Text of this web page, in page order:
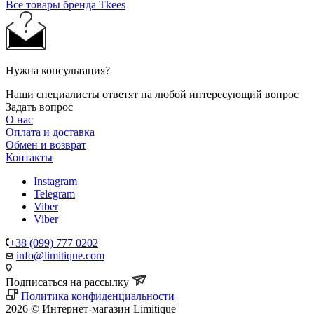
Все товары бренда Tkees
Нужна консультация?
Наши специалисты ответят на любой интересующий вопрос
Задать вопрос
О нас
Оплата и доставка
Обмен и возврат
Контакты
Instagram
Telegram
Viber
Viber
+38 (099) 777 0202
info@limitique.com
Подписаться на рассылку
Политика конфиденциальности
2026 © Интернет-магазин Limitique